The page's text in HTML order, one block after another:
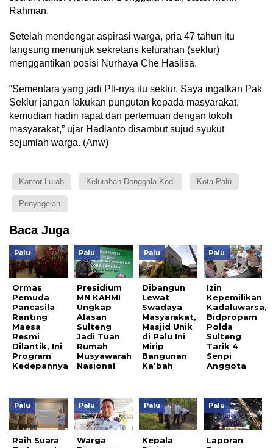
Rahman.
Setelah mendengar aspirasi warga, pria 47 tahun itu
langsung menunjuk sekretaris kelurahan (seklur)
menggantikan posisi Nurhaya Che Haslisa.
“Sementara yang jadi Plt-nya itu seklur. Saya ingatkan Pak
Seklur jangan lakukan pungutan kepada masyarakat,
kemudian hadiri rapat dan pertemuan dengan tokoh
masyarakat,” ujar Hadianto disambut sujud syukut
sejumlah warga. (Anw)
Kantor Lurah Kelurahan Donggala Kodi Kota Palu
Penyegelan
Baca Juga
Palu
Ormas
Pemuda
Pancasila
Ranting
Maesa
Resmi
Dilantik, Ini
Program
Kedepannya
Palu
Presidium
MN KAHMI
Ungkap
Alasan
Sulteng
Jadi Tuan
Rumah
Musyawarah
Nasional
Palu
Dibangun
Lewat
Swadaya
Masyarakat,
Masjid Unik
di Palu Ini
Mirip
Bangunan
Ka’bah
Palu
Izin
Kepemilikan
Kadaluwarsa,
Bidpropam
Polda
Sulteng
Tarik 4
Senpi
Anggota
Palu
Raih Suara
Palu
Warga
Palu
Kepala
Palu
Laporan